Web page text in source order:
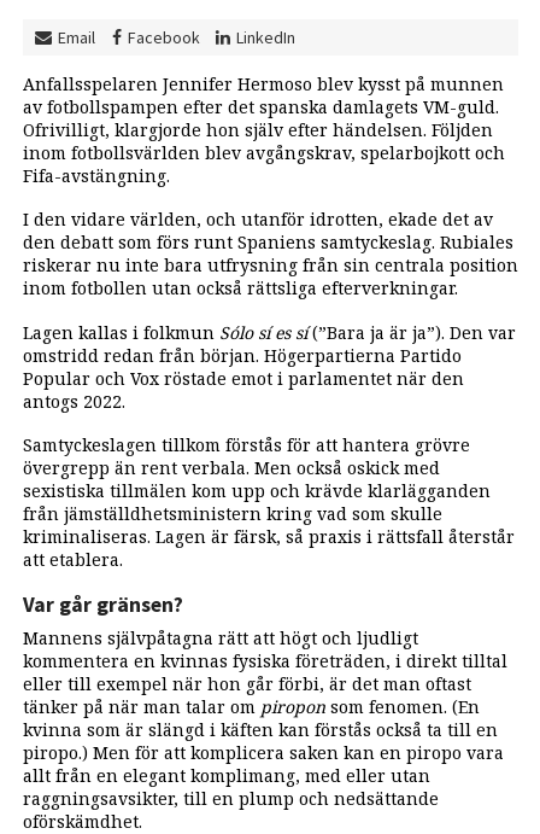
Email Facebook LinkedIn
Anfallsspelaren Jennifer Hermoso blev kysst på munnen
av fotbollspampen efter det spanska damlagets VM-guld.
Ofrivilligt, klargjorde hon själv efter händelsen. Följden
inom fotbollsvärlden blev avgångskrav, spelarbojkott och
Fifa-avstängning.
I den vidare världen, och utanför idrotten, ekade det av
den debatt som förs runt Spaniens samtyckeslag. Rubiales
riskerar nu inte bara utfrysning från sin centrala position
inom fotbollen utan också rättsliga efterverkningar.
Lagen kallas i folkmun Sólo sí es sí(”Bara ja är ja”). Den var
omstridd redan från början. Högerpartierna Partido
Popular och Vox röstade emot i parlamentet när den
antogs 2022.
Samtyckeslagen tillkom förstås för att hantera grövre
övergrepp än rent verbala. Men också oskick med
sexistiska tillmälen kom upp och krävde klarlägganden
från jämställdhetsministern kring vad som skulle
kriminaliseras. Lagen är färsk, så praxis i rättsfall återstår
att etablera.
Var går gränsen?
Mannens självpåtagna rätt att högt och ljudligt
kommentera en kvinnas fysiska företräden, i direkt tilltal
eller till exempel när hon går förbi, är det man oftast
tänker på när man talar om piropon som fenomen. (En
kvinna som är slängd i käften kan förstås också ta till en
piropo.) Men för att komplicera saken kan en piropo vara
allt från en elegant komplimang, med eller utan
raggningsavsikter, till en plump och nedsättande
oförskämdhet.